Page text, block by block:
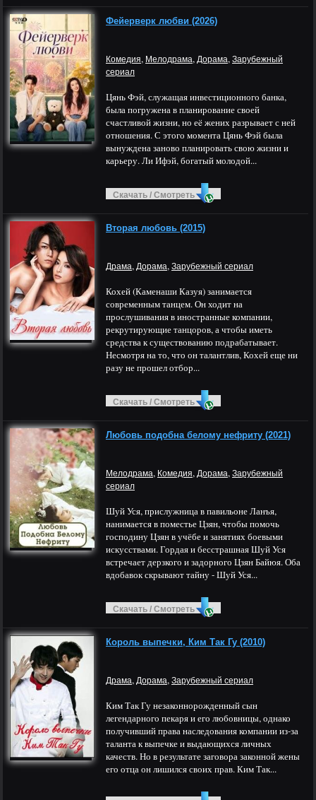
Фейерверк любви (2026)
Комедия, Мелодрама, Дорама, Зарубежный
сериал
Цянь Фэй, служащая инвестиционного банка,
была погружена в планирование своей
счастливой жизни, но еë жених разрывает с ней
отношения. С этого момента Цянь Фэй была
вынуждена заново планировать свою жизни и
карьеру. Ли Ифэй, богатый молодой...
Скачать / Смотреть
Вторая любовь (2015)
Драма, Дорама, Зарубежный сериал
Кохей (Каменаши Казуя) занимается
современным танцем. Он ходит на
прослушивания в иностранные компании,
рекрутирующие танцоров, а чтобы иметь
средства к существованию подрабатывает.
Несмотря на то, что он талантлив, Кохей еще ни
разу не прошел отбор...
Скачать / Смотреть
Любовь подобна белому нефриту (2021)
Мелодрама, Комедия, Дорама, Зарубежный
сериал
Шуй Уся, прислужница в павильоне Ланъя,
нанимается в поместье Цзян, чтобы помочь
господину Цзян в учёбе и занятиях боевыми
искусствами. Гордая и бесстрашная Шуй Уся
встречает дерзкого и задорного Цзян Байюя. Оба
вдобавок скрывают тайну - Шуй Уся...
Скачать / Смотреть
Король выпечки, Ким Так Гу (2010)
Драма, Дорама, Зарубежный сериал
Ким Так Гу незаконнорожденный сын
легендарного пекаря и его любовницы, однако
получивший права наследования компании из-за
таланта к выпечке и выдающихся личных
качеств. Но в результате заговора законной жены
его отца он лишился своих прав. Ким Так...